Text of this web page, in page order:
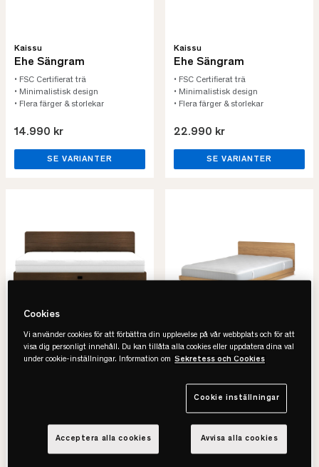
Kaissu
Ehe Sängram
• FSC Certifierat trä
• Minimalistisk design
• Flera färger & storlekar
14.990 kr
SE VARIANTER
Kaissu
Ehe Sängram
• FSC Certifierat trä
• Minimalistisk design
• Flera färger & storlekar
22.990 kr
SE VARIANTER
Kaissu
Arkea Sängram
17.990 kr
Kaissu
Vira Natur Sängram
• Massiv oljad ek
• FSC Certifierat trä
29.990 kr
Cookies
Vi använder cookies för att förbättra din upplevelse på vår webbplats och för att
visa dig personligt innehåll. Du kan tillåta alla cookies eller uppdatera dina val
under cookie-inställningar. Information om Sekretess och Cookies
Cookie inställningar
Avvisa alla cookies
Acceptera alla cookies